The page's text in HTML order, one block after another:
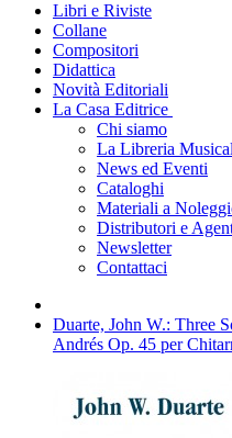
Libri e Riviste
Collane
Compositori
Didattica
Novità Editoriali
La Casa Editrice
Chi siamo
La Libreria
News ed Eventi
Cataloghi
Materiali a
Distributori e
Newsletter
Contattaci
Duarte, John W.: Three
Andrés Op. 45 per